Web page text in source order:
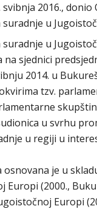
svibnja 2016.,
u
u
sjednici
2014. u
tzv.
u svrhu
u regiji u
osnovana je u
(2000.,
Europi